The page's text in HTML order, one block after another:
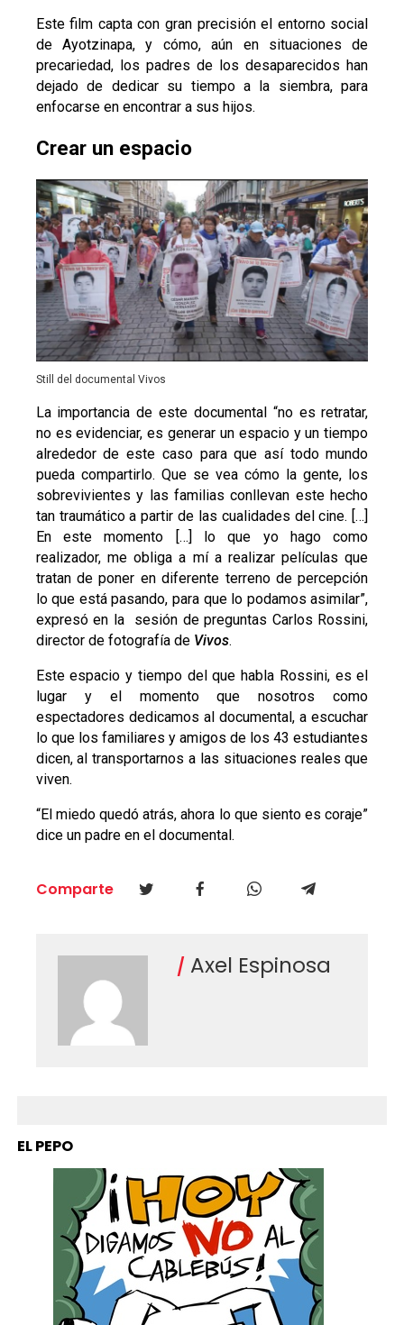
Este film capta con gran precisión el entorno social
de Ayotzinapa, y cómo, aún en situaciones de
precariedad, los padres de los desaparecidos han
dejado de dedicar su tiempo a la siembra, para
enfocarse en encontrar a sus hijos.
Crear un espacio
Still del documental Vivos
La importancia de este documental “no es retratar,
no es evidenciar, es generar un espacio y un tiempo
alrededor de este caso para que así todo mundo
pueda compartirlo. Que se vea cómo la gente, los
sobrevivientes y las familias conllevan este hecho
tan traumático a partir de las cualidades del cine. […]
En este momento […] lo que yo hago como
realizador, me obliga a mí a realizar películas que
tratan de poner en diferente terreno de percepción
lo que está pasando, para que lo podamos asimilar”,
expresó en la sesión de preguntas Carlos Rossini,
director de fotografía de Vivos.
Este espacio y tiempo del que habla Rossini, es el
lugar y el momento que nosotros como
espectadores dedicamos al documental, a escuchar
lo que los familiares y amigos de los 43 estudiantes
dicen, al transportarnos a las situaciones reales que
viven.
“El miedo quedó atrás, ahora lo que siento es coraje”
dice un padre en el documental.
Comparte
Axel Espinosa
EL PEPO